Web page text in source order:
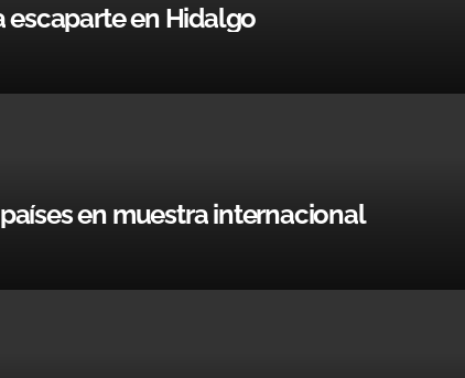
escaparte en Hidalgo
en muestra internacional